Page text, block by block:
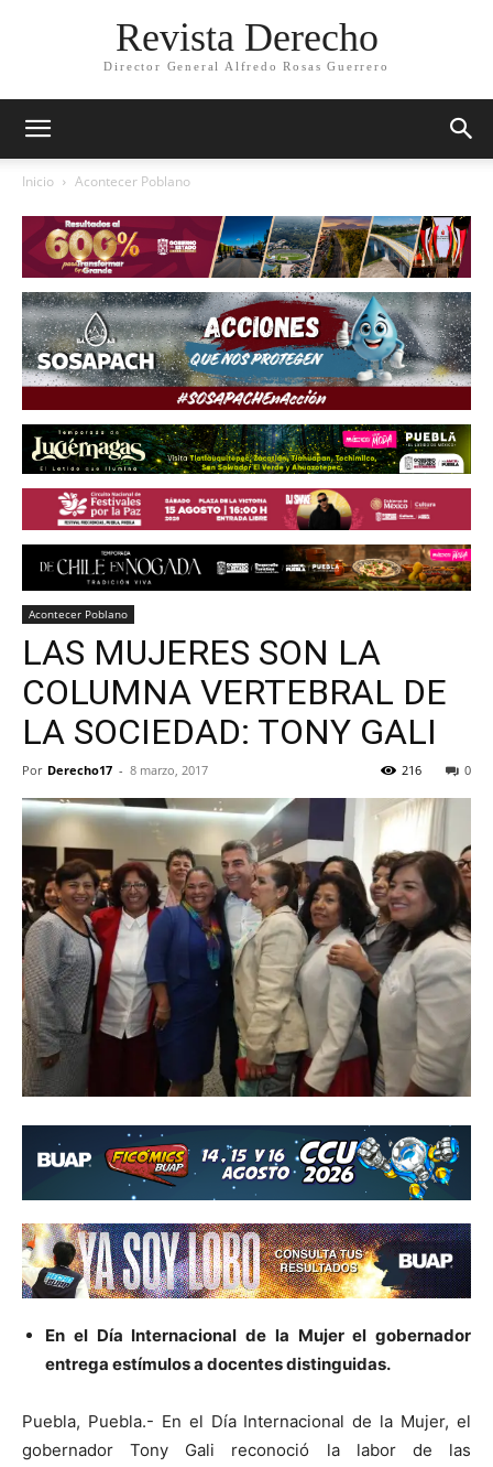
Revista Derecho
Director General Alfredo Rosas Guerrero
Inicio Acontecer Poblano
Acontecer Poblano
LAS MUJERES SON LA
COLUMNA VERTEBRAL DE
LA SOCIEDAD: TONY GALI
Por Derecho17 - 8 marzo, 2017 0
216
En el Día Internacional de la Mujer el gobernador
entrega estímulos a docentes distinguidas.
Puebla, Puebla.- En el Día Internacional de la Mujer, el
gobernador Tony Gali reconoció la labor de las